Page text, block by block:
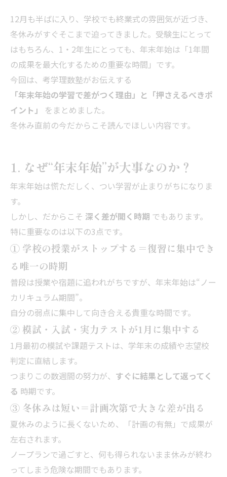
12月も半ばに入り、学校でも終業式の雰囲気が近づき、
冬休みがすぐそこまで迫ってきました。受験生にとって
はもちろん、1・2年生にとっても、年末年始は「1年間
の成果を最大化するための重要な時間」です。
今回は、考学理数塾がお伝えする
「年末年始の学習で差がつく理由」と「押さえるべきポ
イント」
をまとめました。
冬休み直前の今だからこそ読んでほしい内容です。
1. なぜ“年末年始”が大事なのか？
年末年始は慌ただしく、つい学習が止まりがちになりま
す。
しかし、だからこそ 深く差が開く時期 でもあります。
特に重要なのは以下の3点です。
① 学校の授業がストップする＝復習に集中でき
る唯一の時期
普段は授業や宿題に追われがちですが、年末年始は“ノー
カリキュラム期間”。
自分の弱点に集中して向き合える貴重な時間です。
② 模試・入試・実力テストが1月に集中する
1月最初の模試や課題テストは、学年末の成績や志望校
判定に直結します。
つまりこの数週間の努力が、 すぐに結果として返ってく
る 時期です。
③ 冬休みは短い＝計画次第で大きな差が出る
夏休みのように長くないため、「計画の有無」で成果が
左右されます。
ノープランで過ごすと、何も得られないまま休みが終わ
ってしまう危険な期間でもあります。